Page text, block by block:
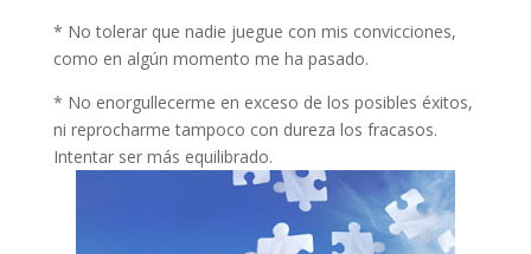
* No tolerar que nadie juegue con mis convicciones,
como en algún momento me ha pasado.
* No enorgullecerme en exceso de los posibles éxitos,
ni reprocharme tampoco con dureza los fracasos.
Intentar ser más equilibrado.